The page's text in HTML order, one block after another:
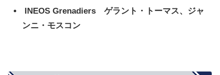
INEOS Grenadiers ゲラント・トーマス、ジャ
ンニ・モスコン